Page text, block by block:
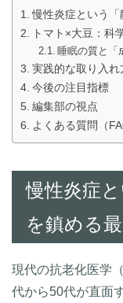
慢性炎症という
トマト×大豆：科
睡眠の質と「
実践的な取り入
今後の注目指標
編集部の視点
よくある質問（
慢性炎症
を鎮める
現代の抗老化医学
代から50代が直面